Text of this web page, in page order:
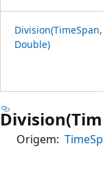
Division(TimeSpan,
Double)
Origem: